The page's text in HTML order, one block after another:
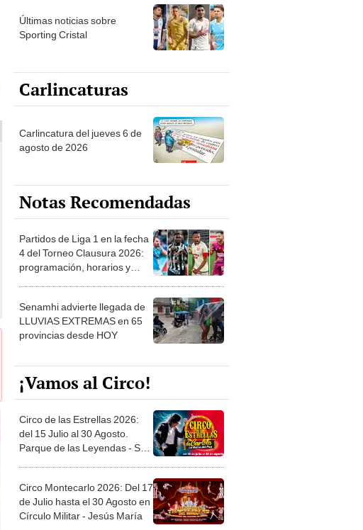
Últimas noticias sobre
Sporting Cristal
Carlincaturas
Carlincatura del jueves 6 de
agosto de 2026
Notas Recomendadas
Partidos de Liga 1 en la fecha
4 del Torneo Clausura 2026:
programación, horarios y
Senamhi advierte llegada de
LLUVIAS EXTREMAS en 65
provincias desde HOY
¡Vamos al Circo!
Circo de las Estrellas 2026:
del 15 Julio al 30 Agosto.
Parque de las Leyendas - San
Circo Montecarlo 2026: Del 17
de Julio hasta el 30 Agosto en
Círculo Militar - Jesús María